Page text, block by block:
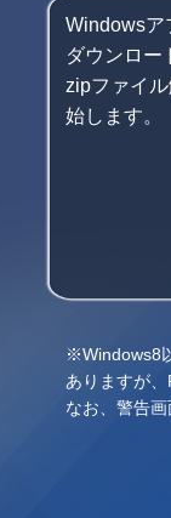
Windowsア
ダウンロー
zipファイ
始します。
※Windows8
ありますが
なお、警告